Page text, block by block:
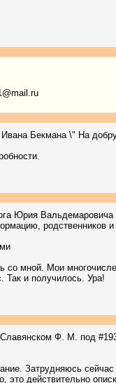
Бекмана \" На
Юрия
родственников
мной. Мои
Так и получилось. Ура!
Ф. М. под
Затрудняюсь
это действительно